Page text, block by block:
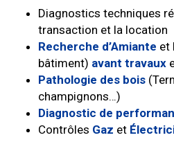
Diagnostics techniques
transaction et la location
Recherche d’Amiante et
bâtiment) avant travaux
Pathologie des bois
champignons…)
Diagnostic de
Contrôles Gaz et